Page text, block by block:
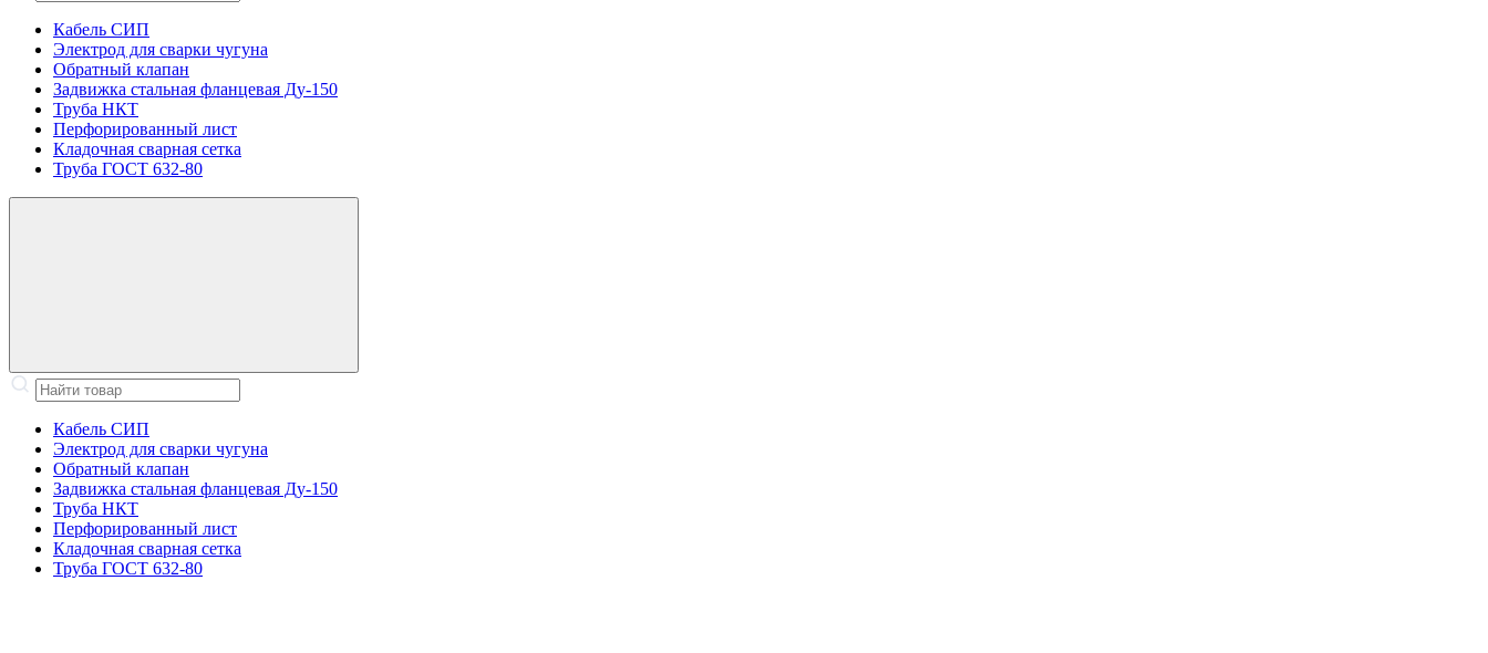
Кабель СИП
Электрод для сварки чугуна
Обратный клапан
Задвижка стальная фланцевая Ду-150
Труба НКТ
Перфорированный лист
Кладочная сварная сетка
Труба ГОСТ 632-80
Кабель СИП
Электрод для сварки чугуна
Обратный клапан
Задвижка стальная фланцевая Ду-150
Труба НКТ
Перфорированный лист
Кладочная сварная сетка
Труба ГОСТ 632-80